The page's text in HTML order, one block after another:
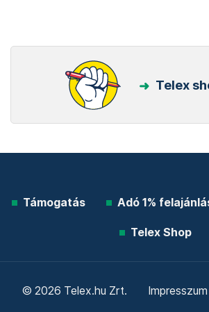
Telex
Támogatás Adó 1%
Telex Shop
© 2026 Telex.hu Zrt. Impresszum